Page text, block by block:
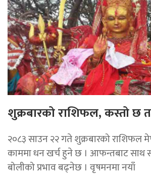
शुक्रबारको राशिफल, कस्तो छ
२०८३ साउन २२ गते शुक्रबारको राशिफल
काममा धन खर्च हुने छ । आफन्तबाट साथ
बोलीको प्रभाव बढ्नेछ । वृषमनमा नयाँ